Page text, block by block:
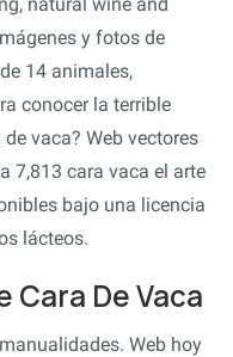
y fotos de
14 animales,
conocer la terrible
vaca? Web vectores
7,813 cara vaca el arte
bajo una licencia
lácteos.
Cara De Vaca
Web hoy